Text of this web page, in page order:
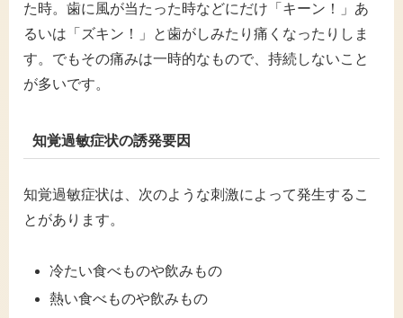
た時。歯に風が当たった時などにだけ「キーン！」あ
るいは「ズキン！」と歯がしみたり痛くなったりしま
す。でもその痛みは一時的なもので、持続しないこと
が多いです。
知覚過敏症状の誘発要因
知覚過敏症状は、次のような刺激によって発生するこ
とがあります。
冷たい食べものや飲みもの
熱い食べものや飲みもの